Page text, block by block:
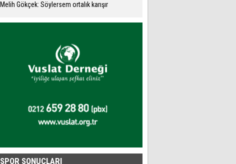
Melih Gökçek: Söylersem ortalık karışır
SPOR SONUÇLARI